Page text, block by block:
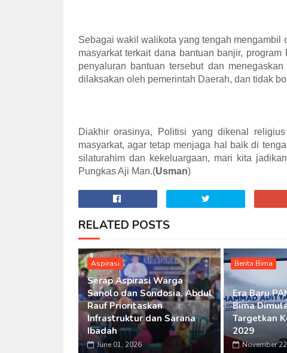
Sebagai wakil walikota yang tengah mengambil
masyarkat terkait dana bantuan banjir,
penyaluran bantuan tersebut dan
dilaksakan oleh pemerintah Daerah, dan tidak
Diakhir orasinya, Politisi yang dikenal
masyarkat, agar tetap menjaga hal baik di
silaturahim dan kekeluargaan, mari kita
Pungkas Aji Man.(Usman)
RELATED POSTS
Aspirasi
Serap Aspirasi Warga
Sanolo dan Sondosia, Abdul
Rauf Prioritaskan
Infrastruktur dan Sarana
Ibadah
June 01, 2026
Berita Bima
Era Baru
Bima
Targetkan
2029
November